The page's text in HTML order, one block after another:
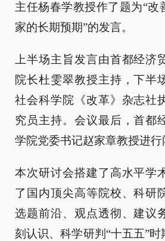
主任杨春学教授作了题为“改
家的长期预期”的发言。
上半场主旨发言由首都经济
院长杜雯翠教授主持，下半
社会科学院《改革》杂志社
究员主持。会议最后，首都
学院党委书记赵家章教授进行
本次研讨会搭建了高水平学
了国内顶尖高等院校、科研
选题前沿、观点透彻、建议
刻认识、科学研判“十五五”